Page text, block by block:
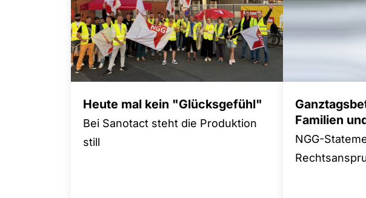
Heute mal kein "Glücksgefühl"
Bei Sanotact steht die Produktion
still
Familien
NGG-